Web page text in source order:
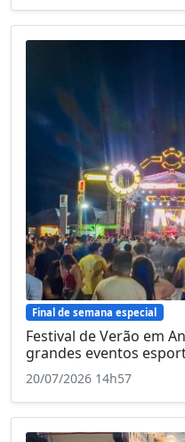
Final de semana especial
Festival de Verão em
grandes eventos
20/07/2026 14h57